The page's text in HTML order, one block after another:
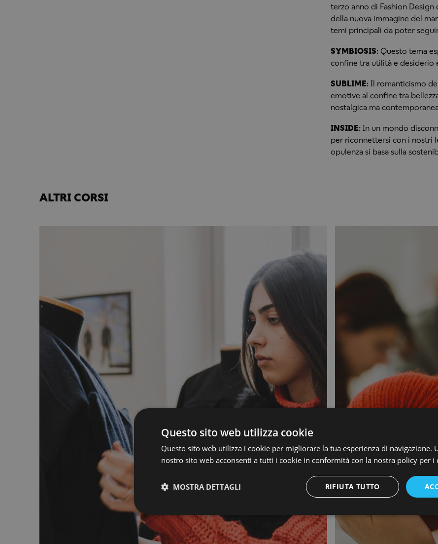
terzo anno di Fashion
della nuova immagine del
temi principali da poter
SYMBIOSIS: Questo tema
confine tra utilità e desiderio
SUBLIME: Il romanticismo
emotive al confine tra
nostalgica ma
INSIDE: In un mondo
per riconnettersi con i nostri
opulenza si basa sulla
ALTRI CORSI
Questo sito web utilizza cookie
Questo sito web utilizza i cookie per migliorare la tua esperienza di navigazione.
nostro sito web acconsenti a tutti i cookie in conformità con la nostra policy per i
RIFIUTA TUTTO
MOSTRA DETTAGLI